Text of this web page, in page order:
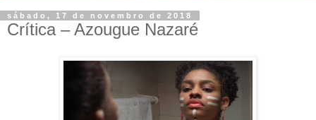
sábado, 17 de novembro de 2018
Crítica – Azougue Nazaré